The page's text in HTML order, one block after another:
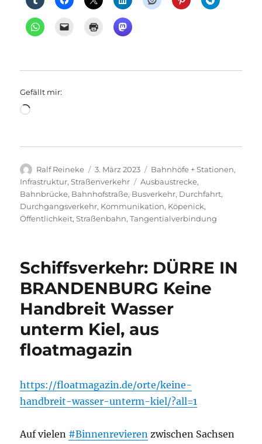
Gefällt mir:
Wird
Autor
Ralf Reineke
Veröffentlicht
am
3. März 2023 Kategorien
Bahnhöfe + Stationen,
Infrastruktur,Straßenverkehr Schlagwörter
Ausbaustrecke,
Bahnbrücke, Bahnhofstraße, Busverkehr, Durchfahrt,
Durchgangsverkehr, Kommunikation, Köpenick,
Öffentlichkeit,Straßenbahn,Tangentialverbindung
Schiffsverkehr: DÜRRE IN
BRANDENBURG Keine
Handbreit Wasser
unterm Kiel, aus
floatmagazin
https://floatmagazin.de/orte/keine-
handbreit-wasser-unterm-kiel/?all=1
Auf vielen #Binnenrevieren zwischen Sachsen